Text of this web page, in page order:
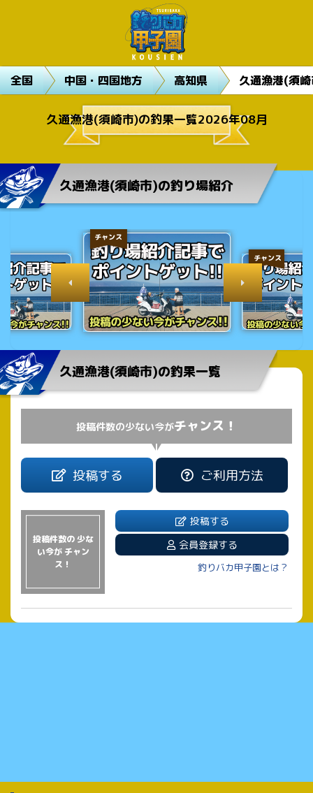
全国 中国・四国地方 高知県 久通漁港(須
久通漁港(須崎市)の釣果一覧2026年08月
久通漁港(須崎市)の釣り場紹介
チャンス
チャンス
久通漁港(須崎市)の釣果一覧
投稿件数の少ない今がチャンス！
投稿する ご利用方法
投稿件数の 少な
い今が チャン
ス！
投稿する
会員登録する
釣りバカ甲子園とは？